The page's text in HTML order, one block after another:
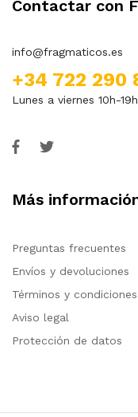
Contactar con
info@fragmaticos.es
+34 722 290
Lunes a viernes 10h-19h
Más
Preguntas frecuentes
Envíos y devoluciones
Términos y condiciones
Aviso legal
Protección de datos